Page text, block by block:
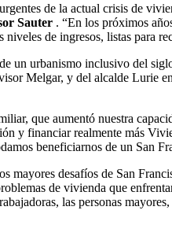
de la actual crisis de
Sauter . “En los próximos
de ingresos, listas para
un urbanismo inclusivo del
Melgar, y del alcalde Lurie
que aumentó nuestra
y financiar realmente más
beneficiarnos de un San
mayores desafíos de San
de vivienda que
las personas